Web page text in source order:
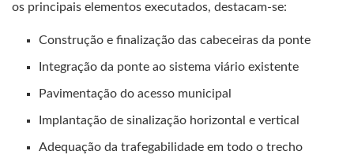
os principais elementos executados, destacam-se:
Construção e finalização das cabeceiras da ponte
Integração da ponte ao sistema viário existente
Pavimentação do acesso municipal
Implantação de sinalização horizontal e vertical
Adequação da trafegabilidade em todo o trecho